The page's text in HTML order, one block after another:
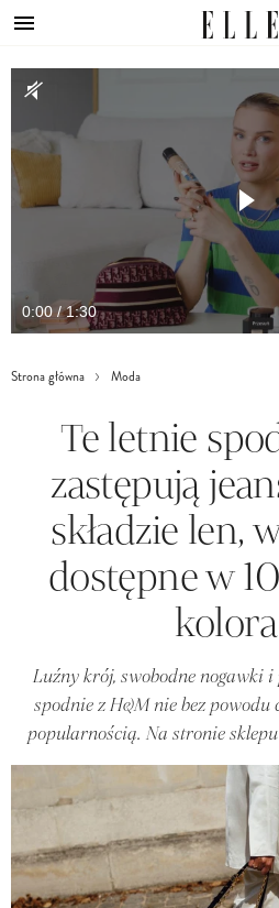
0:00 / 1:30
Strona główna Moda
Te letnie
zastępują
składzie len,
dostępne w
Luźny krój, swobodne nogawki
spodnie z H&M nie bez powodu
popularnością. Na stronie